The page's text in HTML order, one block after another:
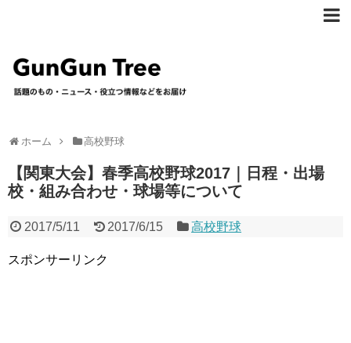
ホーム 高校野球
【関東大会】春季高校野球2017｜日程・出場
校・組み合わせ・球場等について
2017/5/11 2017/6/15 高校野球
スポンサーリンク